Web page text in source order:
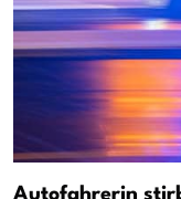
Autofahrerin